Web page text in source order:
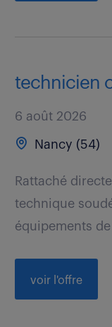
technicien
6 août 2026
Nancy (54)
Rattaché
technique
équipements
voir l'offre